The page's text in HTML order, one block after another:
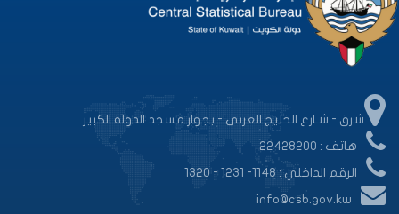
شرق - شـارع الخليج العربى - بجوار مسجد الدولة الكبير
هاتف : 22428200
الرقم الداخلي : 1148- 1231 - 1320
info@csb.gov.kw